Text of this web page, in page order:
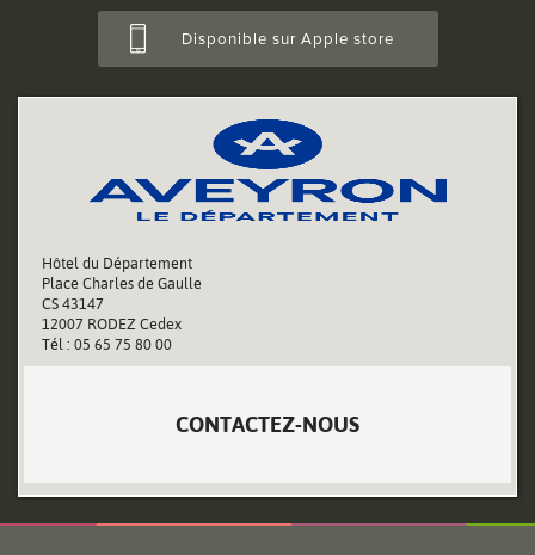
Disponible sur Apple store
Hôtel du Département
Place Charles de Gaulle
CS 43147
12007 RODEZ Cedex
Tél : 05 65 75 80 00
CONTACTEZ-NOUS